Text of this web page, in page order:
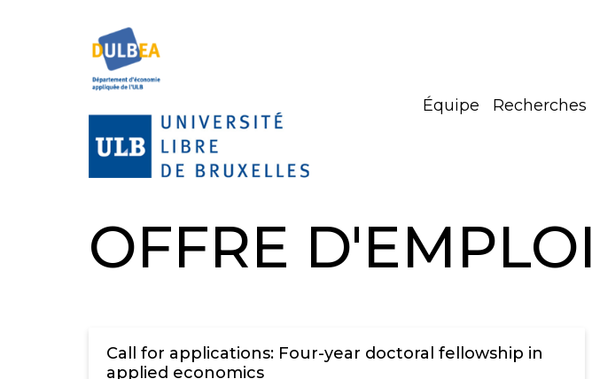
Équipe Recherches
OFFRE D'EMPLOI
Call for applications: Four-year doctoral fellowship in
applied economics